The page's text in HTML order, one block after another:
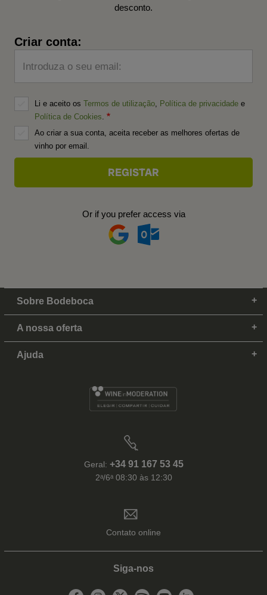
desconto.
Criar conta:
Introduza o seu email:
Li e aceito os Termos de utilização, Política de privacidade e
Política de Cookies.
Ao criar a sua conta, aceita receber as melhores ofertas de
vinho por email.
Or if you prefer access via
Sobre Bodeboca
A nossa oferta
Ajuda
Geral: +34 91 167 53 45
2ᵃ/6ᵃ 08:30 às 12:30
Contato online
Siga-nos